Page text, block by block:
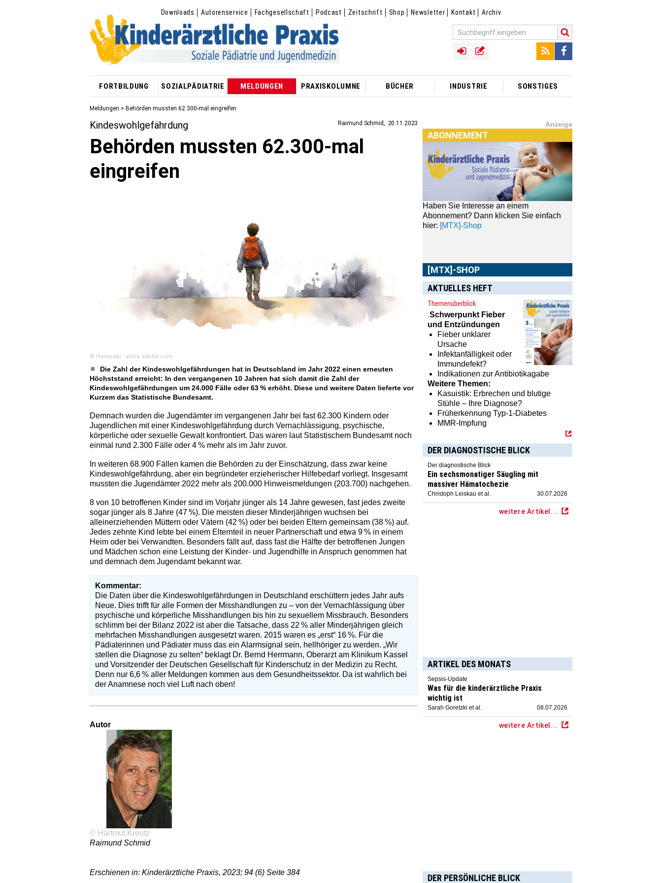
Downloads Autorenservice Fachgesellschaft Podcast Zeitschrift Shop Newsletter Kontakt Archiv
FORTBILDUNG SOZIALPÄDIATRIE MELDUNGEN PRAXISKOLUMNE BÜCHER INDUSTRIE SONSTIGES
Meldungen > Behörden mussten 62.300-mal eingreifen
Raimund Schmid 20.11.2023
Kindeswohlgefährdung
Behörden mussten 62.300-mal
eingreifen
© Hanasaki - stock.adobe.com
Die Zahl der Kindeswohlgefährdungen hat in Deutschland im Jahr 2022 einen erneuten
Höchststand erreicht: In den vergangenen 10 Jahren hat sich damit die Zahl der
Kindeswohlgefährdungen um 24.000 Fälle oder 63 % erhöht. Diese und weitere Daten lieferte vor
Kurzem das Statistische Bundesamt.
Demnach wurden die Jugendämter im vergangenen Jahr bei fast 62.300 Kindern oder
Jugendlichen mit einer Kindeswohlgefährdung durch Vernachlässigung, psychische,
körperliche oder sexuelle Gewalt konfrontiert. Das waren laut Statistischem Bundesamt noch
einmal rund 2.300 Fälle oder 4 % mehr als im Jahr zuvor.
In weiteren 68.900 Fällen kamen die Behörden zu der Einschätzung, dass zwar keine
Kindeswohlgefährdung, aber ein begründeter erzieherischer Hilfebedarf vorliegt. Insgesamt
mussten die Jugendämter 2022 mehr als 200.000 Hinweismeldungen (203.700) nachgehen.
8 von 10 betroffenen Kinder sind im Vorjahr jünger als 14 Jahre gewesen, fast jedes zweite
sogar jünger als 8 Jahre (47 %). Die meisten dieser Minderjährigen wuchsen bei
alleinerziehenden Müttern oder Vätern (42 %) oder bei beiden Eltern gemeinsam (38 %) auf.
Jedes zehnte Kind lebte bei einem Elternteil in neuer Partnerschaft und etwa 9 % in einem
Heim oder bei Verwandten. Besonders fällt auf, dass fast die Hälfte der betroffenen Jungen
und Mädchen schon eine Leistung der Kinder- und Jugendhilfe in Anspruch genommen hat
und demnach dem Jugendamt bekannt war.
Kommentar:
Die Daten über die Kindeswohlgefährdungen in Deutschland erschüttern jedes Jahr aufs
Neue. Dies trifft für alle Formen der Misshandlungen zu – von der Vernachlässigung über
psychische und körperliche Misshandlungen bis hin zu sexuellem Missbrauch. Besonders
schlimm bei der Bilanz 2022 ist aber die Tatsache, dass 22 % aller Minderjährigen gleich
mehrfachen Misshandlungen ausgesetzt waren. 2015 waren es „erst“ 16 %. Für die
Pädiaterinnen und Pädiater muss das ein Alarmsignal sein, hellhöriger zu werden. „Wir
stellen die Diagnose zu selten“ beklagt Dr. Bernd Herrmann, Oberarzt am Klinikum Kassel
und Vorsitzender der Deutschen Gesellschaft für Kinderschutz in der Medizin zu Recht.
Denn nur 6,6 % aller Meldungen kommen aus dem Gesundheitssektor. Da ist wahrlich bei
der Anamnese noch viel Luft nach oben!
Autor
© Hartmut Kreutz
Raimund Schmid
Erschienen in: Kinderärztliche Praxis, 2023; 94 (6) Seite 384
Anzeige
ABONNEMENT
Haben Sie Interesse an einem
Abonnement? Dann klicken Sie einfach
hier: [MTX]-Shop
[MTX]-SHOP
AKTUELLES HEFT
Themenüberblick
Schwerpunkt Fieber
und Entzündungen
Fieber unklarer
Ursache
Infektanfälligkeit oder
Immundefekt?
Indikationen zur Antibiotikagabe
Weitere Themen:
Kasuistik: Erbrechen und blutige
Stühle – Ihre Diagnose?
Früherkennung Typ-1-Diabetes
MMR-Impfung
DER DIAGNOSTISCHE BLICK
Der diagnostische Blick
Ein sechsmonatiger Säugling mit
massiver Hämatochezie
Christoph Leiskau et al. 30.07.2026
weitere Artikel...
ARTIKEL DES MONATS
Sepsis-Update
Was für die kinderärztliche Praxis
wichtig ist
Sarah Goretzki et al. 08.07.2026
weitere Artikel...
DER PERSÖNLICHE BLICK